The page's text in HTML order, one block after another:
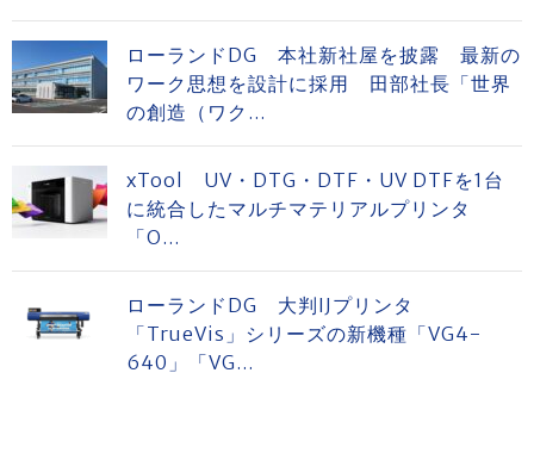
ローランドDG 本社新社屋を披露 最新の
ワーク思想を設計に採用 田部社長「世界
の創造（ワク...
xTool UV・DTG・DTF・UV DTFを1台
に統合したマルチマテリアルプリンタ
「O...
ローランドDG 大判IJプリンタ
「TrueVis」シリーズの新機種「VG4-
640」「VG...